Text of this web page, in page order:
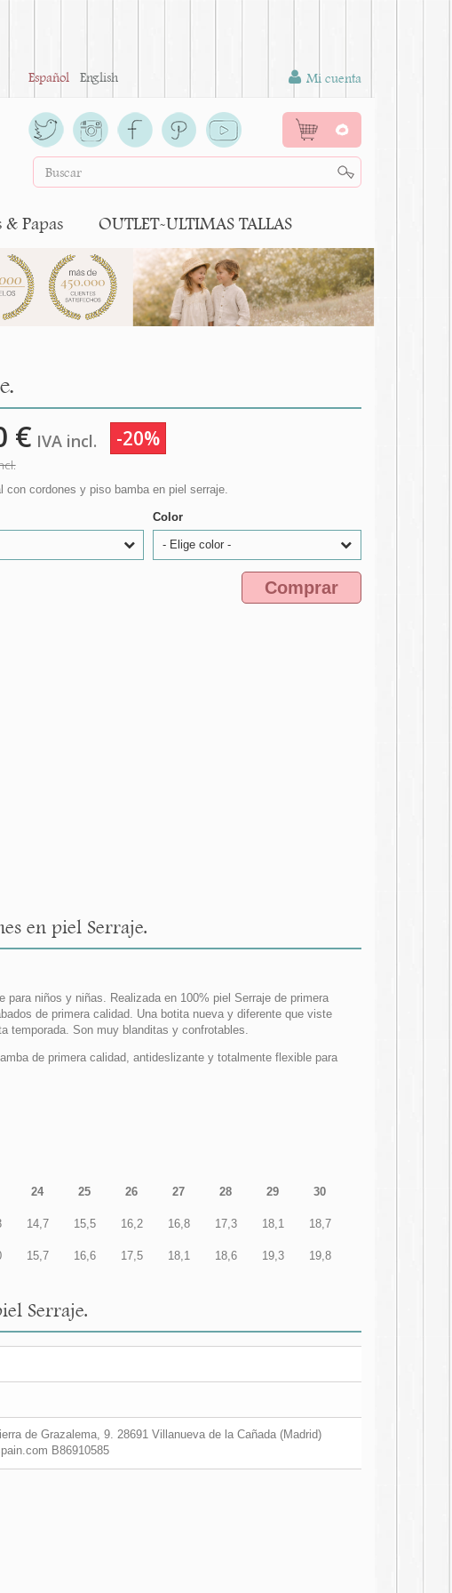
Español English Mi cuenta
0
Papas OUTLET-ULTIMAS TALLAS
€ IVA incl. -20%
con cordones y piso bamba en piel serraje.
Color
- Elige color -
Comprar
en piel Serraje.
niños y niñas. Realizada en 100% piel Serraje de primera
de primera calidad. Una botita nueva y diferente que viste
temporada. Son muy blanditas y confrotables.
de primera calidad, antideslizante y totalmente flexible para
24 25 26 27 28 29 30
14,7 15,5 16,2 16,8 17,3 18,1 18,7
15,7 16,6 17,5 18,1 18,6 19,3 19,8
Serraje.
de Grazalema, 9. 28691 Villanueva de la Cañada (Madrid)
B86910585